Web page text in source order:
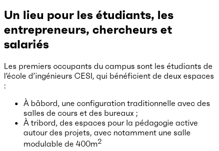
Un lieu pour les étudiants, les
entrepreneurs, chercheurs et
salariés
Les premiers occupants du campus sont les étudiants de
l’école d’ingénieurs CESI, qui bénéficient de deux espaces
:
À bâbord, une configuration traditionnelle avec des
salles de cours et des bureaux ;
À tribord, des espaces pour la pédagogie active
autour des projets, avec notamment une salle
modulable de 400m2